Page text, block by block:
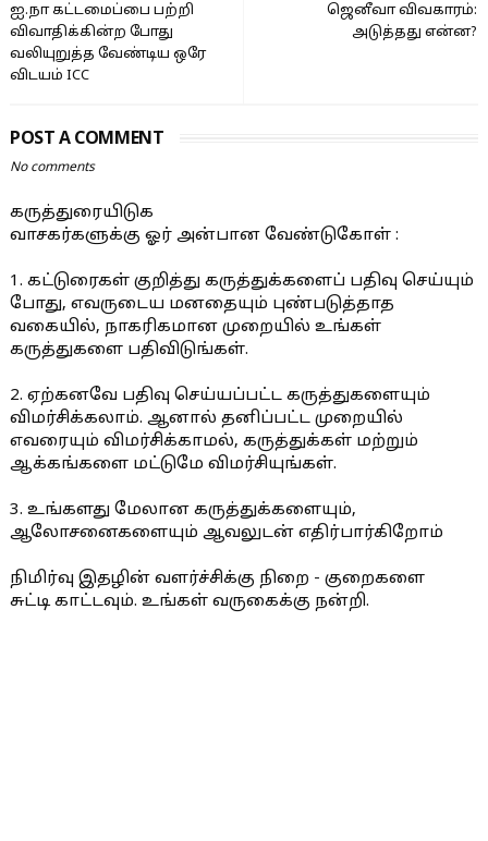
ஜெனீவா விவகாரம்:
அடுத்தது என்ன?
ஐ.நா கட்டமைப்பை பற்றி
விவாதிக்கின்ற போது
வலியுறுத்த வேண்டிய ஒரே
விடயம் ICC
POST A COMMENT
No comments
கருத்துரையிடுக
வாசகர்களுக்கு ஓர் அன்பான வேண்டுகோள் :
1. கட்டுரைகள் குறித்து கருத்துக்களைப் பதிவு செய்யும்
போது, எவருடைய மனதையும் புண்படுத்தாத
வகையில், நாகரிகமான முறையில் உங்கள்
கருத்துகளை பதிவிடுங்கள்.
2. ஏற்கனவே பதிவு செய்யப்பட்ட கருத்துகளையும்
விமர்சிக்கலாம். ஆனால் தனிப்பட்ட முறையில்
எவரையும் விமர்சிக்காமல், கருத்துக்கள் மற்றும்
ஆக்கங்களை மட்டுமே விமர்சியுங்கள்.
3. உங்களது மேலான கருத்துக்களையும்,
ஆலோசனைகளையும் ஆவலுடன் எதிர்பார்கிறோம்
நிமிர்வு இதழின் வளர்ச்சிக்கு நிறை - குறைகளை
சுட்டி காட்டவும். உங்கள் வருகைக்கு நன்றி.